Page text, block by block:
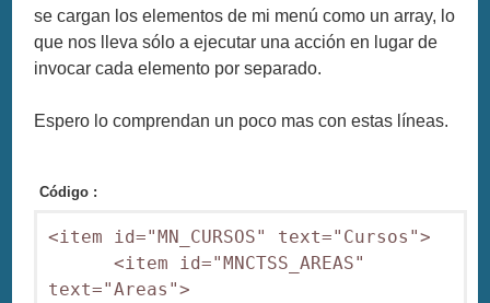
se cargan los elementos de mi menú como un array, lo
que nos lleva sólo a ejecutar una acción en lugar de
invocar cada elemento por separado.
Espero lo comprendan un poco mas con estas líneas.
Código :
<item id="MN_CURSOS" text="Cursos">
<item id="MNCTSS_AREAS"
text="Areas">